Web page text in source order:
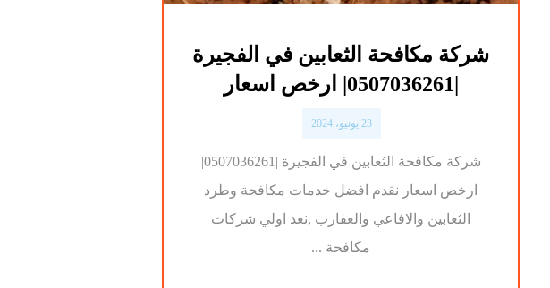
شركة مكافحة الثعابين في الفجيرة
|0507036261| ارخص اسعار
23 يونيو، 2024
شركة مكافحة الثعابين في الفجيرة |0507036261|
ارخص اسعار نقدم افضل خدمات مكافحة وطرد
الثعابين والافاعي والعقارب ,نعد اولي شركات
مكافحة ...